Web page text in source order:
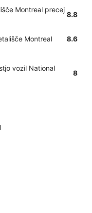
Montreal precej
8.8
Montreal 8.6
vozil National
8